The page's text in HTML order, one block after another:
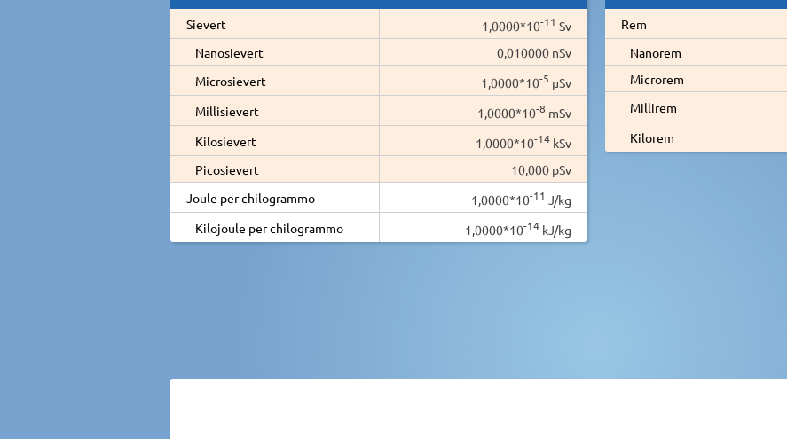
Sievert 1,0000*10-11 Sv
Nanosievert
0,010000 nSv
Microsievert
1,0000*10-5 µSv
Millisievert
1,0000*10-8 mSv
Kilosievert
1,0000*10-14 kSv
Picosievert
10,000 pSv
Joule per chilogrammo
1,0000*10-11 J/kg
Kilojoule per chilogrammo
1,0000*10-14 kJ/kg
Rem
Nanorem
Microrem
Millirem
Kilorem